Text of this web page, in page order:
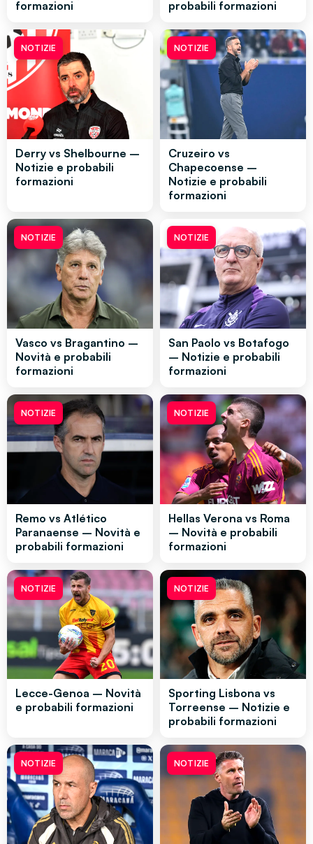
formazioni
probabili formazioni
NOTIZIE
Derry vs Shelbourne –
Notizie e probabili
formazioni
NOTIZIE
Cruzeiro vs
Chapecoense –
Notizie e probabili
formazioni
NOTIZIE
Vasco vs Bragantino –
Novità e probabili
formazioni
NOTIZIE
San Paolo vs Botafogo
– Notizie e probabili
formazioni
NOTIZIE
Remo vs Atlético
Paranaense – Novità e
probabili formazioni
NOTIZIE
Hellas Verona vs Roma
– Novità e probabili
formazioni
NOTIZIE
Lecce-Genoa – Novità
e probabili formazioni
NOTIZIE
Sporting Lisbona vs
Torreense – Notizie e
probabili formazioni
NOTIZIE NOTIZIE